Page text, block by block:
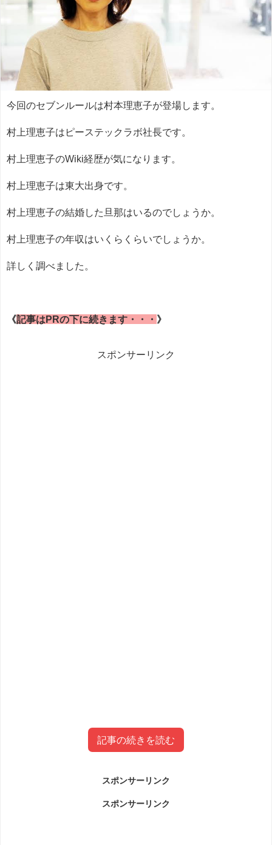
今回のセブンルールは村本理恵子が登場します。
村上理恵子はピーステックラボ社長です。
村上理恵子のWiki経歴が気になります。
村上理恵子は東大出身です。
村上理恵子の結婚した旦那はいるのでしょうか。
村上理恵子の年収はいくらくらいでしょうか。
詳しく調べました。
《記事はPRの下に続きます・・・ 》
スポンサーリンク
記事の続きを読む
プロフィール(大学・年齢)
スポンサーリンク
スポンサーリンク